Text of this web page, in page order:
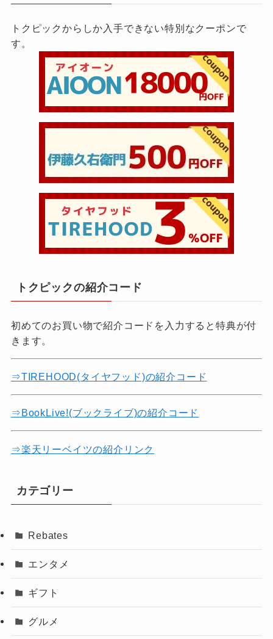
トクピックからしか入手できない特別なクーポンで
す。
トクピックの紹介コード
初めてのお買い物で紹介コードを入力すると特典が付
きます。
⇒TIREHOOD(タイヤフッド)の紹介コード
⇒BookLive!(ブックライブ)の紹介コード
⇒楽天リーベイツの紹介リンク
カテゴリー
Rebates
エンタメ
ギフト
グルメ